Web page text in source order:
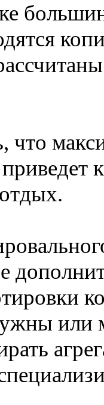
что
или